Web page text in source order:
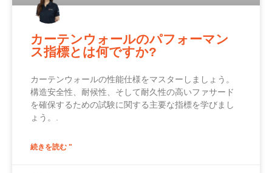
カーテンウォールのパフォーマン
ス指標とは何ですか?
カーテンウォールの性能仕様をマスターしましょう。
構造安全性、耐候性、そして耐久性の高いファサード
を確保するための試験に関する主要な指標を学びまし
ょう。.
続きを読む "